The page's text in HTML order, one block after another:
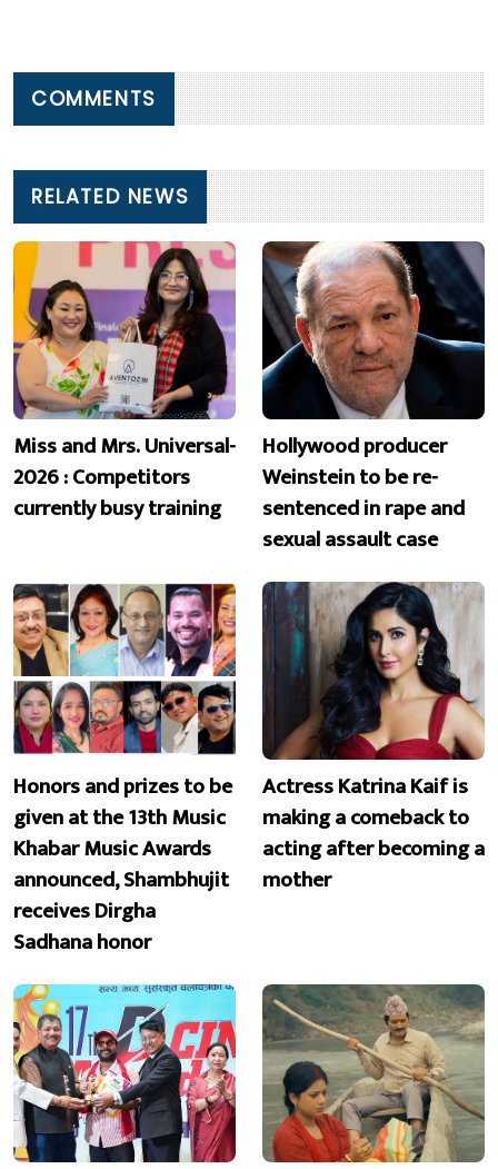
COMMENTS
RELATED NEWS
Miss and Mrs. Universal-
2026 : Competitors
currently busy training
Hollywood producer
Weinstein to be re-
sentenced in rape and
sexual assault case
Honors and prizes to be
given at the 13th Music
Khabar Music Awards
announced, Shambhujit
receives Dirgha
Sadhana honor
Actress Katrina Kaif is
making a comeback to
acting after becoming a
mother